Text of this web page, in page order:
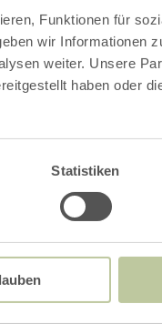
Funktionen für
wir Informationen
weiter. Unsere
haben oder
Statistiken